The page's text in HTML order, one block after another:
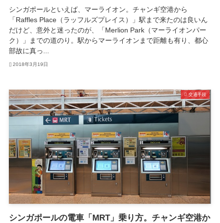
シンガポールといえば、マーライオン。チャンギ空港から
「Raffles Place（ラッフルズプレイス）」駅まで来たのは良いん
だけど、意外と迷ったのが、「Merlion Park（マーライオンパー
ク）」までの道のり。駅からマーライオンまで距離も有り、都心
部故に真っ...
2018年3月19日
交通手段
シンガポールの電車「MRT」乗り方。チャンギ空港か